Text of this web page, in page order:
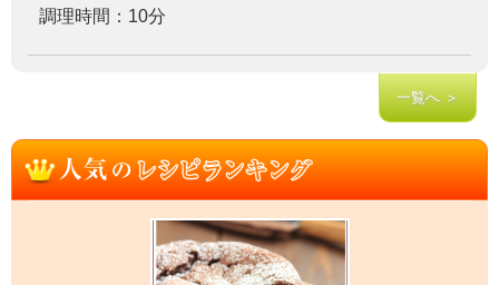
調理時間：10分
一覧へ ＞